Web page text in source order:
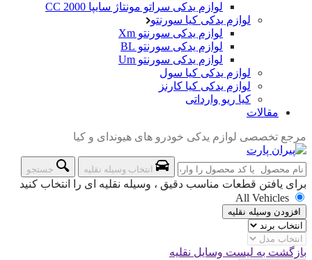
لوازم یدکی سراتو مونتاژ سایپا 2000 CC
لوازم یدکی کیا سورنتو
لوازم یدکی سورنتو Xm
لوازم یدکی سورنتو BL
لوازم یدکی سورنتو Um
لوازم یدکی کیا سول
لوازم یدکی کیا کارنز
کیا ریو وارداتی
مقالات
مرجع تخصصی لوازم یدکی خودرو های هیوندای و کیا
انتخاب وسیله نقلیه جستجو
برای یافتن قطعات مناسب دقیق ، وسیله نقلیه ای را انتخاب کنید
All Vehicles
افزودن وسیله نقلیه
بازگشت به لیست وسایل نقلیه